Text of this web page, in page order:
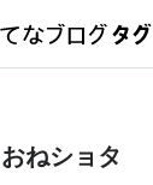
おねショタ